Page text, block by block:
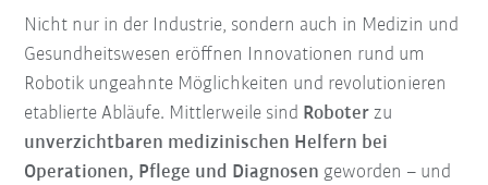
Nicht nur in der Industrie, sondern auch in Medizin und
Gesundheitswesen eröffnen Innovationen rund um
Robotik ungeahnte Möglichkeiten und revolutionieren
etablierte Abläufe. Mittlerweile sind Roboter zu
unverzichtbaren medizinischen Helfern bei
Operationen, Pflege und Diagnosen geworden – und